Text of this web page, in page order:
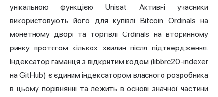
унікальною функцією Unisat. Активні учасники
використовують його для купівлі Bitcoin Ordinals на
монетному дворі та торгівлі Ordinals на вторинному
ринку протягом кількох хвилин після підтвердження.
Індексатор гаманця з відкритим кодом (libbrc20-indexer
на GitHub) є єдиним індексатором власного розробника
в цьому порівнянні та лежить в основі значної частини